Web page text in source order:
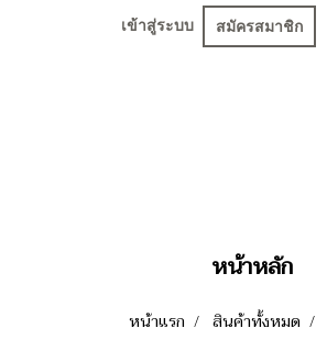
เข้าสู่ระบบ สมัครสมาชิก
หน้าหลัก
หน้าแรก สินค้าทั้งหมด